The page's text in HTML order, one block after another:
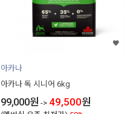
아카나
아카나 독 시니어 6kg
99,000원 -> 49,500원